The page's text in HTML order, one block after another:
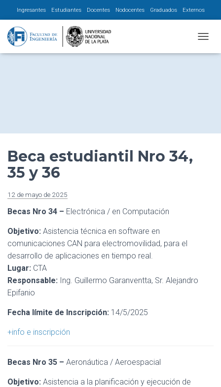
Ingresantes Estudiantes Docentes Nodocentes Graduados Externos
Beca estudiantil Nro 34,
35 y 36
12 de mayo de 2025
Becas Nro 34 – Electrónica / en Computación
Objetivo: Asistencia técnica en software en
comunicaciones CAN para electromovilidad, para el
desarrollo de aplicaciones en tiempo real.
Lugar: CTA
Responsable: Ing. Guillermo Garanventta, Sr. Alejandro
Epifanio
Fecha límite de Inscripción: 14/5/2025
+info e inscripción
Becas Nro 35 – Aeronáutica / Aeroespacial
Objetivo: Asistencia a la planificación y ejecución de